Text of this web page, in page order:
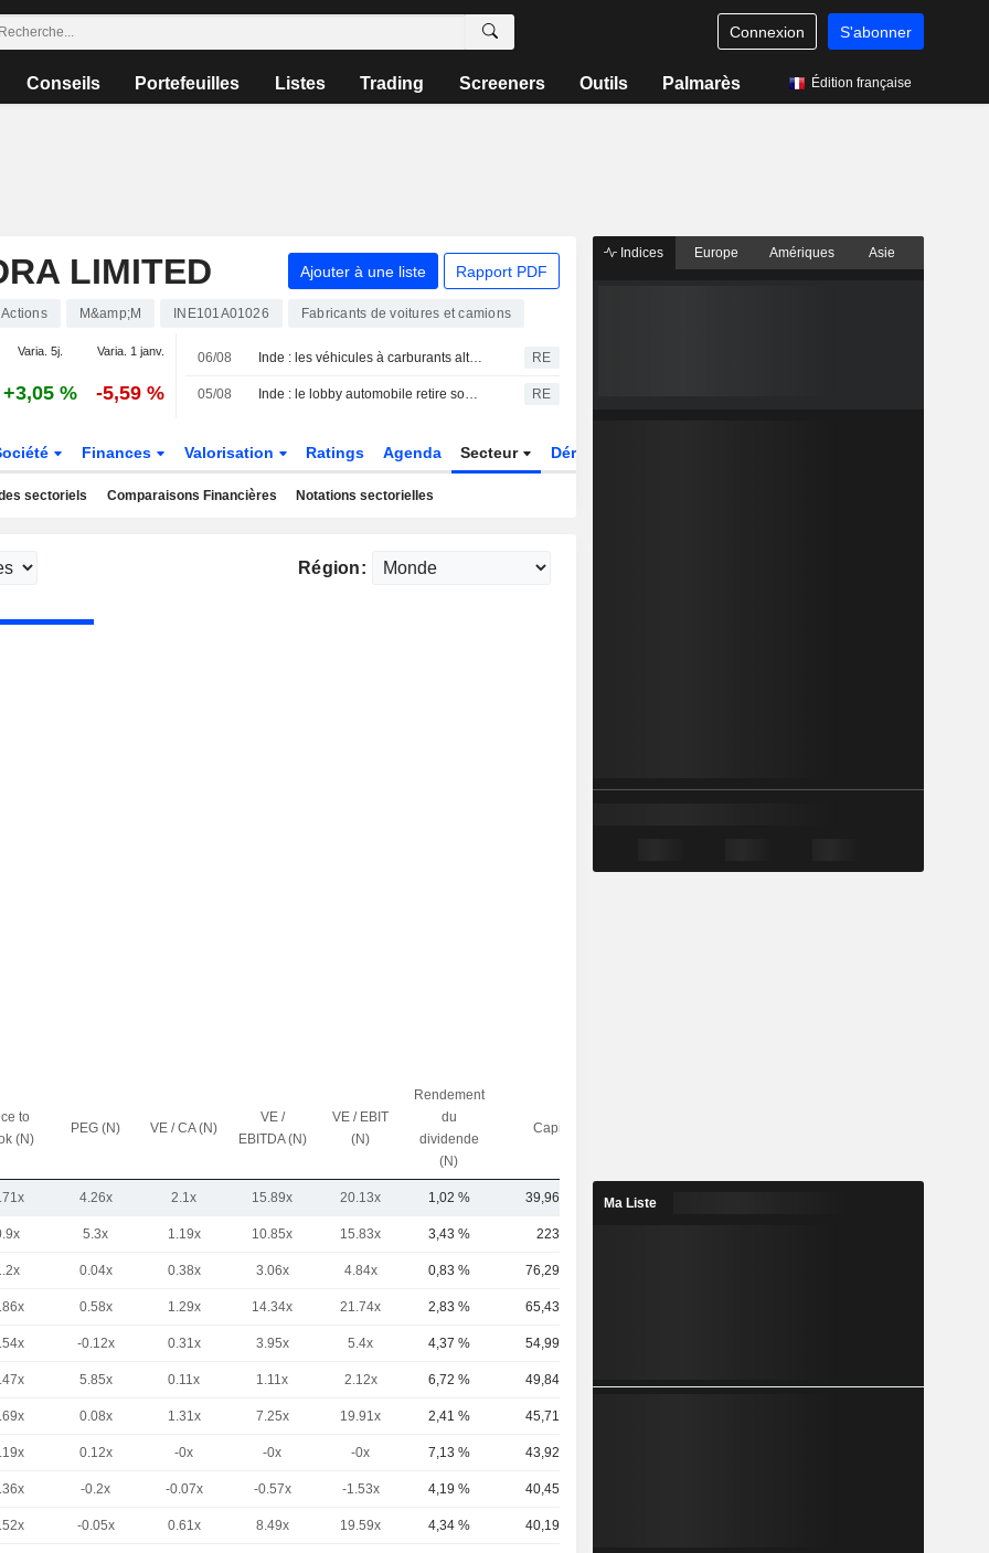
Connexion S'abonner
Conseils Portefeuilles Listes Trading Screeners Outils Palmarès Édition française
LIMITED Ajouter à une liste Rapport PDF
Actions M&amp;M INE101A01026 Fabricants de voitures et camions
Varia. 5j. Varia. 1 janv.
+3,05 % -5,59 %
06/08 Inde : les véhicules à carburants alternatifs talonnent l'essence face aux incertitudes sur l'E20 RE
05/08 Inde : le lobby automobile retire son avertissement sur les dommages liés à l'éthanol pour réviser ses données RE
Finances Valorisation Ratings Agenda Secteur Dérivés
sectoriels Comparaisons Financières Notations sectorielles
Région:
to
(N)
PEG (N) VE / CA (N)
VE /
EBITDA (N)
VE / EBIT
(N)
Rendement
du
dividende
(N)
Capi.($)
4.26x 2.1x 15.89x 20.13x 1,02 % 39,96 Md
5.3x 1.19x 10.85x 15.83x 3,43 % 223 Md
0.04x 0.38x 3.06x 4.84x 0,83 % 76,29 Md
0.58x 1.29x 14.34x 21.74x 2,83 % 65,43 Md
-0.12x 0.31x 3.95x 5.4x 4,37 % 54,99 Md
5.85x 0.11x 1.11x 2.12x 6,72 % 49,84 Md
0.08x 1.31x 7.25x 19.91x 2,41 % 45,71 Md
0.12x -0x -0x -0x 7,13 % 43,92 Md
-0.2x -0.07x -0.57x -1.53x 4,19 % 40,45 Md
-0.05x 0.61x 8.49x 19.59x 4,34 % 40,19 Md
Indices Europe Amériques Asie
Ma Liste